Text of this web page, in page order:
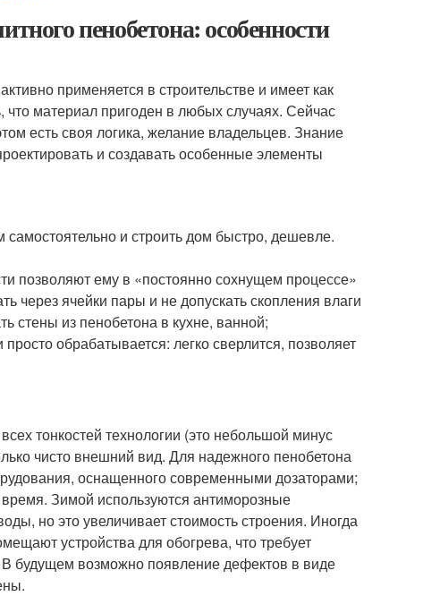
пенобетона: особенности
применяется в строительстве и имеет как
что материал пригоден в любых случаях. Сейчас
есть своя логика, желание владельцев. Знание
и создавать особенные элементы
самостоятельно и строить дом быстро, дешевле.
позволяют ему в «постоянно сохнущем процессе»
через ячейки пары и не допускать скопления влаги
стены из пенобетона в кухне, ванной;
обрабатывается: легко сверлится, позволяет
тонкостей технологии (это небольшой минус
чисто внешний вид. Для надежного пенобетона
оснащенного современными дозаторами;
Зимой используются антиморозные
но это увеличивает стоимость строения. Иногда
устройства для обогрева, что требует
будущем возможно появление дефектов в виде